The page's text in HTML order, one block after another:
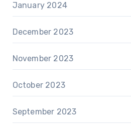
January 2024
December 2023
November 2023
October 2023
September 2023